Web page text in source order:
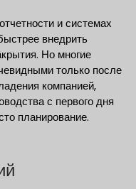
и системах
внедрить
Но многие
только после
компанией,
с первого дня
планирование.